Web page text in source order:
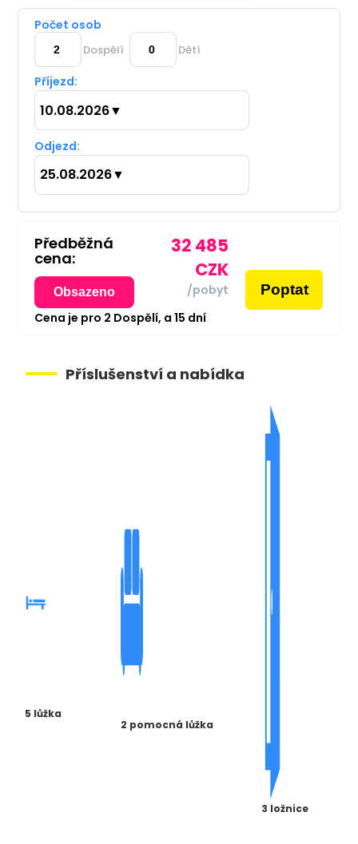
Počet osob
Dospělí Dětí
Příjezd:
10.08.2026▼
Odjezd:
25.08.2026▼
Předběžná
cena:
Obsazeno
32 485
CZK
/pobyt Poptat
Cena je pro 2 Dospělí, a 15 dní
Příslušenství a nabídka
5 lůžka
2 pomocná lůžka
3 ložnice